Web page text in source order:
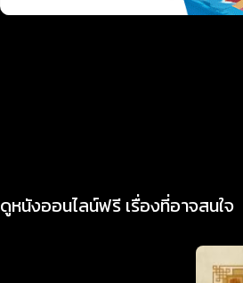
ดูหนังออนไลน์ฟรี เรื่องที่อาจสนใจ